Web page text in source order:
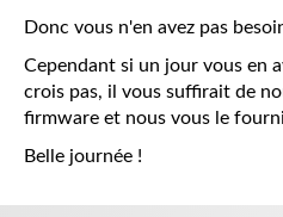
Donc vous n'en avez pas
Cependant si un jour vous en
crois pas, il vous suffirait de
firmware et nous vous le
Belle journée !